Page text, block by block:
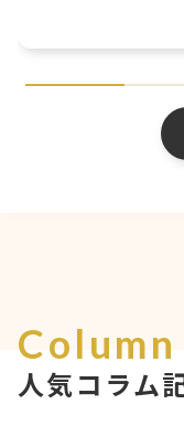
人気コラム